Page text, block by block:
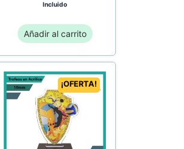
Incluido
Añadir al carrito
¡OFERTA!